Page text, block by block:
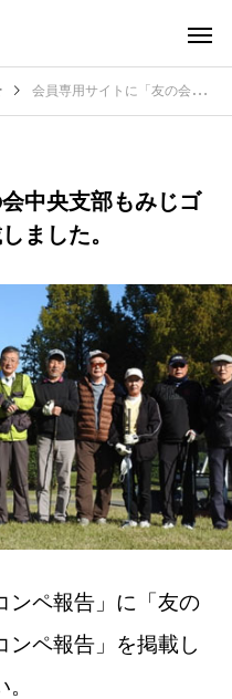
会員専用サイトに「友の会中央支部もみじゴルフコンペ報告」を掲載しました。
中央支部もみじゴ
ました。
ンペ報告」に「友の
ンペ報告」を掲載し